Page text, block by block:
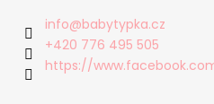
info@babytypka.cz
+420 776 495 505
https://